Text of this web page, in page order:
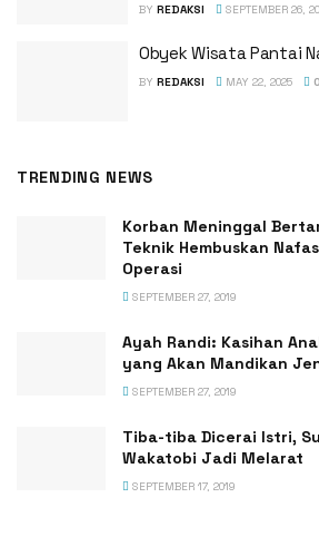
BY REDAKSI SEPTEMBER 26,
Obyek Wisata Pantai
BY REDAKSI MAY 22, 2025 0
TRENDING NEWS
Korban Meninggal
Teknik Hembuskan
Operasi
SEPTEMBER 27, 2019
Ayah Randi: Kasihan
yang Akan Mandikan
SEPTEMBER 27, 2019
Tiba-tiba Dicerai Istri,
Wakatobi Jadi Melarat
SEPTEMBER 17, 2019